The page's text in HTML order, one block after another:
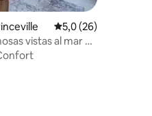
evaluacionesCalificación
5,0 (26)
vistas al mar y